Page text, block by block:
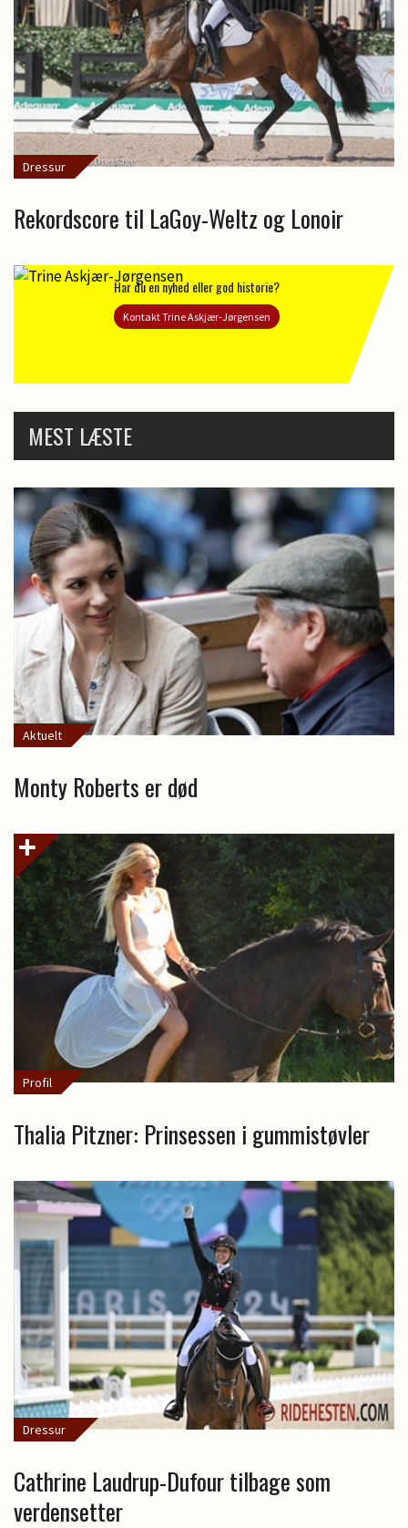
Dressur
Rekordscore til LaGoy-Weltz og Lonoir
Har du en nyhed eller god historie?
Kontakt Trine Askjær-Jørgensen
MEST LÆSTE
Aktuelt
Monty Roberts er død
Profil
Thalia Pitzner: Prinsessen i gummistøvler
Dressur
Cathrine Laudrup-Dufour tilbage som
verdensetter